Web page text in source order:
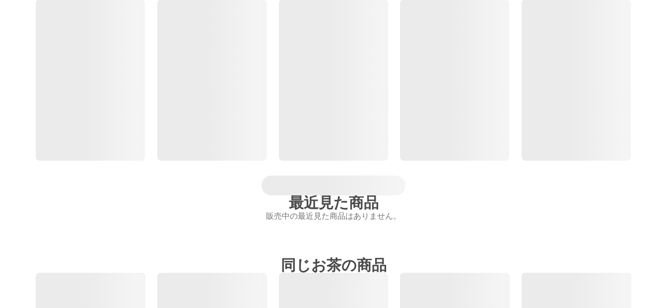
最近見た商品
販売中の最近見た商品はありません。
同じお茶の商品